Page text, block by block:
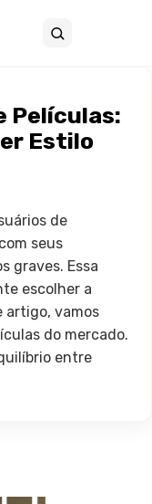
Buscar
Películas:
Estilo
de
seus
graves. Essa
escolher a
artigo, vamos
do mercado.
entre